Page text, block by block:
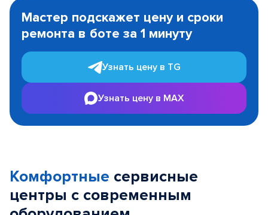
1
Мастер подскажет цену и сроки
ремонта в боте за 1 минуту
Узнать цену в TG
Узнать цену в MAX
Комфортные сервисные
центры с современным